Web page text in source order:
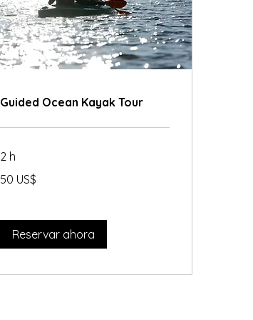
Guided Ocean Kayak Tour
2 h
dólares
estadounidenses
50 US$
Reservar ahora